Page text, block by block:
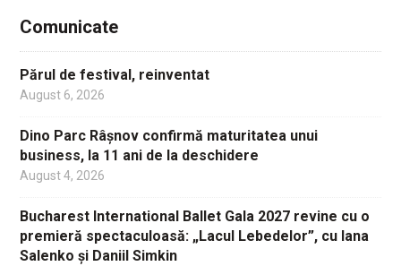
Comunicate
Părul de festival, reinventat
August 6, 2026
Dino Parc Râșnov confirmă maturitatea unui
business, la 11 ani de la deschidere
August 4, 2026
Bucharest International Ballet Gala 2027 revine cu o
premieră spectaculoasă: „Lacul Lebedelor”, cu Iana
Salenko și Daniil Simkin